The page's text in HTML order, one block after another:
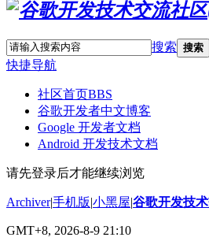
搜索 搜索
快捷导航
社区首页BBS
谷歌开发者中文博客
Google 开发者文档
Android 开发技术文档
请先登录后才能继续浏览
Archiver|手机版|小黑屋|谷歌开发技
GMT+8, 2026-8-9 21:10